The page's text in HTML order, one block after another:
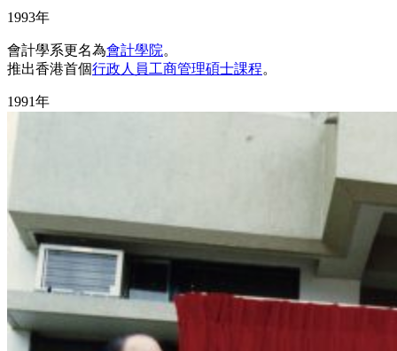
1993年
會計學系更名為會計學院。
推出香港首個行政人員工商管理碩士課程。
1991年